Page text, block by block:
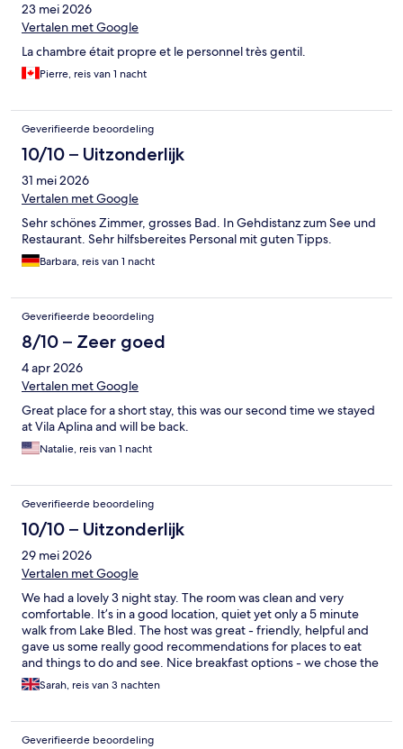
23 mei 2026
Vertalen met Google
La chambre était propre et le personnel très gentil.
Pierre, reis van 1 nacht
Geverifieerde beoordeling
10/10 – Uitzonderlijk
31 mei 2026
Vertalen met Google
Sehr schönes Zimmer, grosses Bad. In Gehdistanz zum See und
Restaurant. Sehr hilfsbereites Personal mit guten Tipps.
Barbara, reis van 1 nacht
Geverifieerde beoordeling
8/10 – Zeer goed
4 apr 2026
Vertalen met Google
Great place for a short stay, this was our second time we stayed
at Vila Aplina and will be back.
Natalie, reis van 1 nacht
Geverifieerde beoordeling
10/10 – Uitzonderlijk
29 mei 2026
Vertalen met Google
We had a lovely 3 night stay. The room was clean and very
comfortable. It’s in a good location, quiet yet only a 5 minute
walk from Lake Bled. The host was great - friendly, helpful and
gave us some really good recommendations for places to eat
and things to do and see. Nice breakfast options - we chose the
breakfast box of local produce which was great.
Sarah, reis van 3 nachten
Geverifieerde beoordeling